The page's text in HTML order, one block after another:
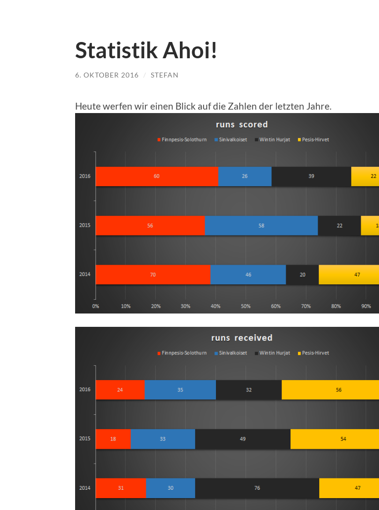
Statistik Ahoi!
6. OKTOBER 2016 / STEFAN
Heute werfen wir einen Blick auf die Zahlen der letzten Jahre.